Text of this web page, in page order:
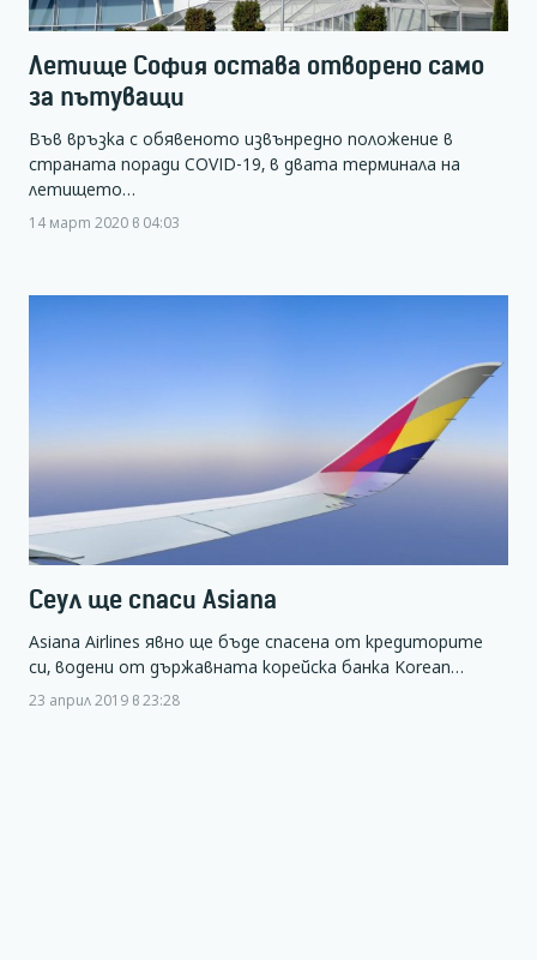
Летище София остава отворено само
за пътуващи
Във връзка с обявеното извънредно положение в
страната поради COVID-19, в двата терминала на
летището…
14 март 2020 в 04:03
Сеул ще спаси Asiana
Asiana Airlines явно ще бъде спасена от кредиторите
си, водени от държавната корейска банка Korean…
23 април 2019 в 23:28